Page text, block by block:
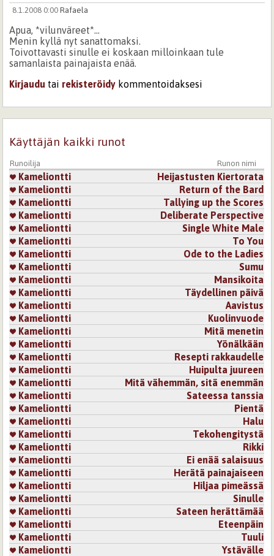
8.1.2008 0:00 Rafaela
Apua, *vilunväreet*...
Menin kyllä nyt sanattomaksi.
Toivottavasti sinulle ei koskaan milloinkaan tule
samanlaista painajaista enää.
Kirjaudu tai rekisteröidy kommentoidaksesi
Sivut
Käyttäjän kaikki runot
Runoilija Runon nimi
Kameliontti
Heijastusten Kiertorata
Kameliontti
Return of the Bard
Kameliontti
Tallying up the Scores
Kameliontti
Deliberate Perspective
Kameliontti
Single White Male
Kameliontti
To You
Kameliontti
Ode to the Ladies
Kameliontti
Sumu
Kameliontti
Mansikoita
Kameliontti
Täydellinen päivä
Kameliontti
Aavistus
Kameliontti
Kuolinvuode
Kameliontti
Mitä menetin
Kameliontti
Yönälkään
Kameliontti
Resepti rakkaudelle
Kameliontti
Huipulta juureen
Kameliontti
Mitä vähemmän, sitä enemmän
Kameliontti
Sateessa tanssia
Kameliontti
Pientä
Kameliontti
Halu
Kameliontti
Tekohengitystä
Kameliontti
Rikki
Kameliontti
Ei enää salaisuus
Kameliontti
Herätä painajaiseen
Kameliontti
Hiljaa pimeässä
Kameliontti
Sinulle
Kameliontti
Sateen herättämää
Kameliontti
Eteenpäin
Kameliontti
Tuuli
Kameliontti
Ystävälle